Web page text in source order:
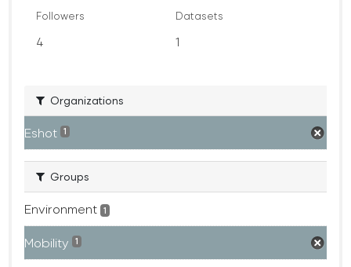
Followers
4
Datasets
1
Organizations
Eshot 1
Groups
Environment 1
Mobility 1